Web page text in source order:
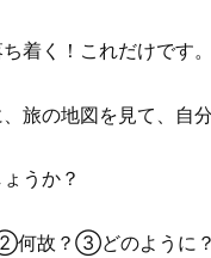
着く！これだけです。
旅の地図を見て、自
うか？
故？③どのように？